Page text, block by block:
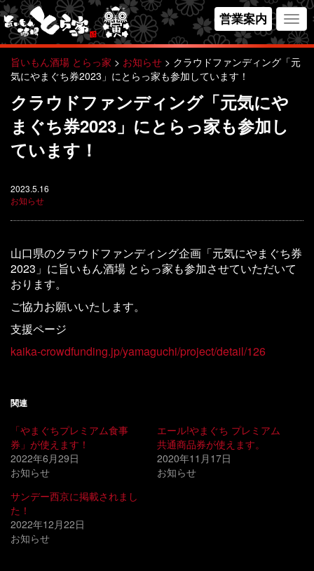
営業案内
旨いもん酒場 とらっ家 > お知らせ > クラウドファンディング「元
気にやまぐち券2023」にとらっ家も参加しています！
クラウドファンディング「元気にや
まぐち券2023」にとらっ家も参加し
ています！
2023.5.16
お知らせ
山口県のクラウドファンディング企画「元気にやまぐち券
2023」に旨いもん酒場 とらっ家も参加させていただいて
おります。
ご協力お願いいたします。
支援ページ
kaika-crowdfunding.jp/yamaguchi/project/detail/126
関連
「やまぐちプレミアム食事
券」が使えます！
2022年6月29日
お知らせ
エール!やまぐち プレミアム
共通商品券が使えます。
2020年11月17日
お知らせ
サンデー西京に掲載されまし
た！
2022年12月22日
お知らせ